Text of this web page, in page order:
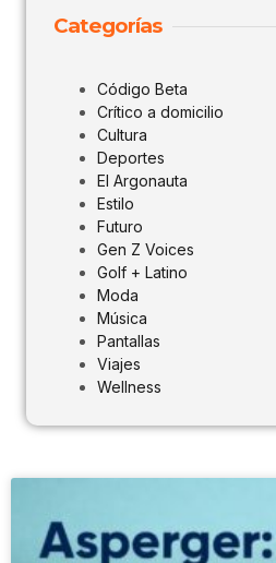
Categorías
Código Beta
Crítico a domicilio
Cultura
Deportes
El Argonauta
Estilo
Futuro
Gen Z Voices
Golf + Latino
Moda
Música
Pantallas
Viajes
Wellness